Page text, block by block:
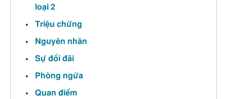
loại 2
Triệu chứng
Nguyên nhân
Sự đối đãi
Phòng ngừa
Quan điểm